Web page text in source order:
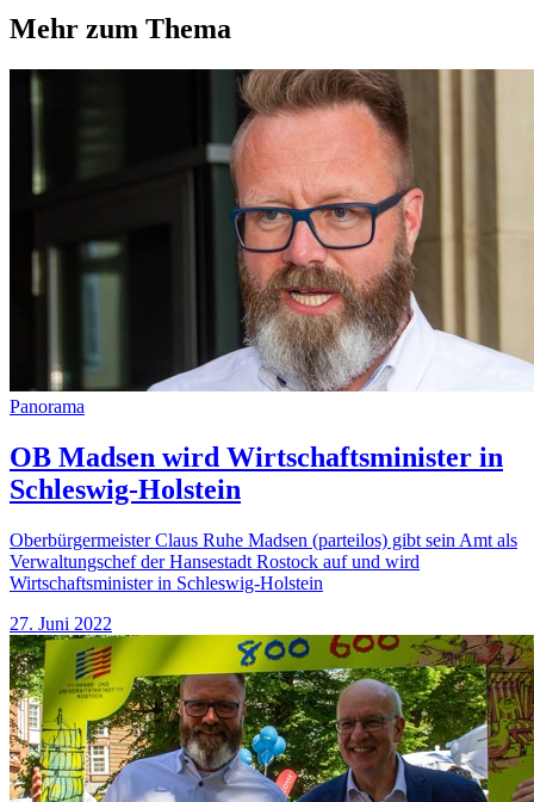
Mehr zum Thema
Panorama
OB Madsen wird Wirtschaftsminister in
Schleswig-Holstein
Oberbürgermeister Claus Ruhe Madsen (parteilos) gibt sein Amt als
Verwaltungschef der Hansestadt Rostock auf und wird
Wirtschaftsminister in Schleswig-Holstein
27. Juni 2022